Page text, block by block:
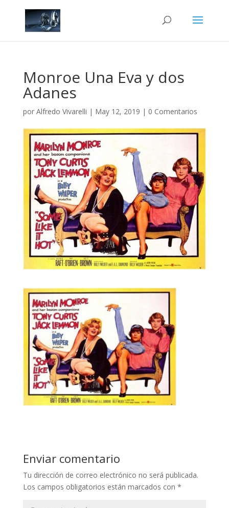
Monroe Una Eva y dos
Adanes
por Alfredo Vivarelli | May 12, 2019 | 0 Comentarios
Enviar comentario
Tu dirección de correo electrónico no será publicada.
Los campos obligatorios están marcados con *